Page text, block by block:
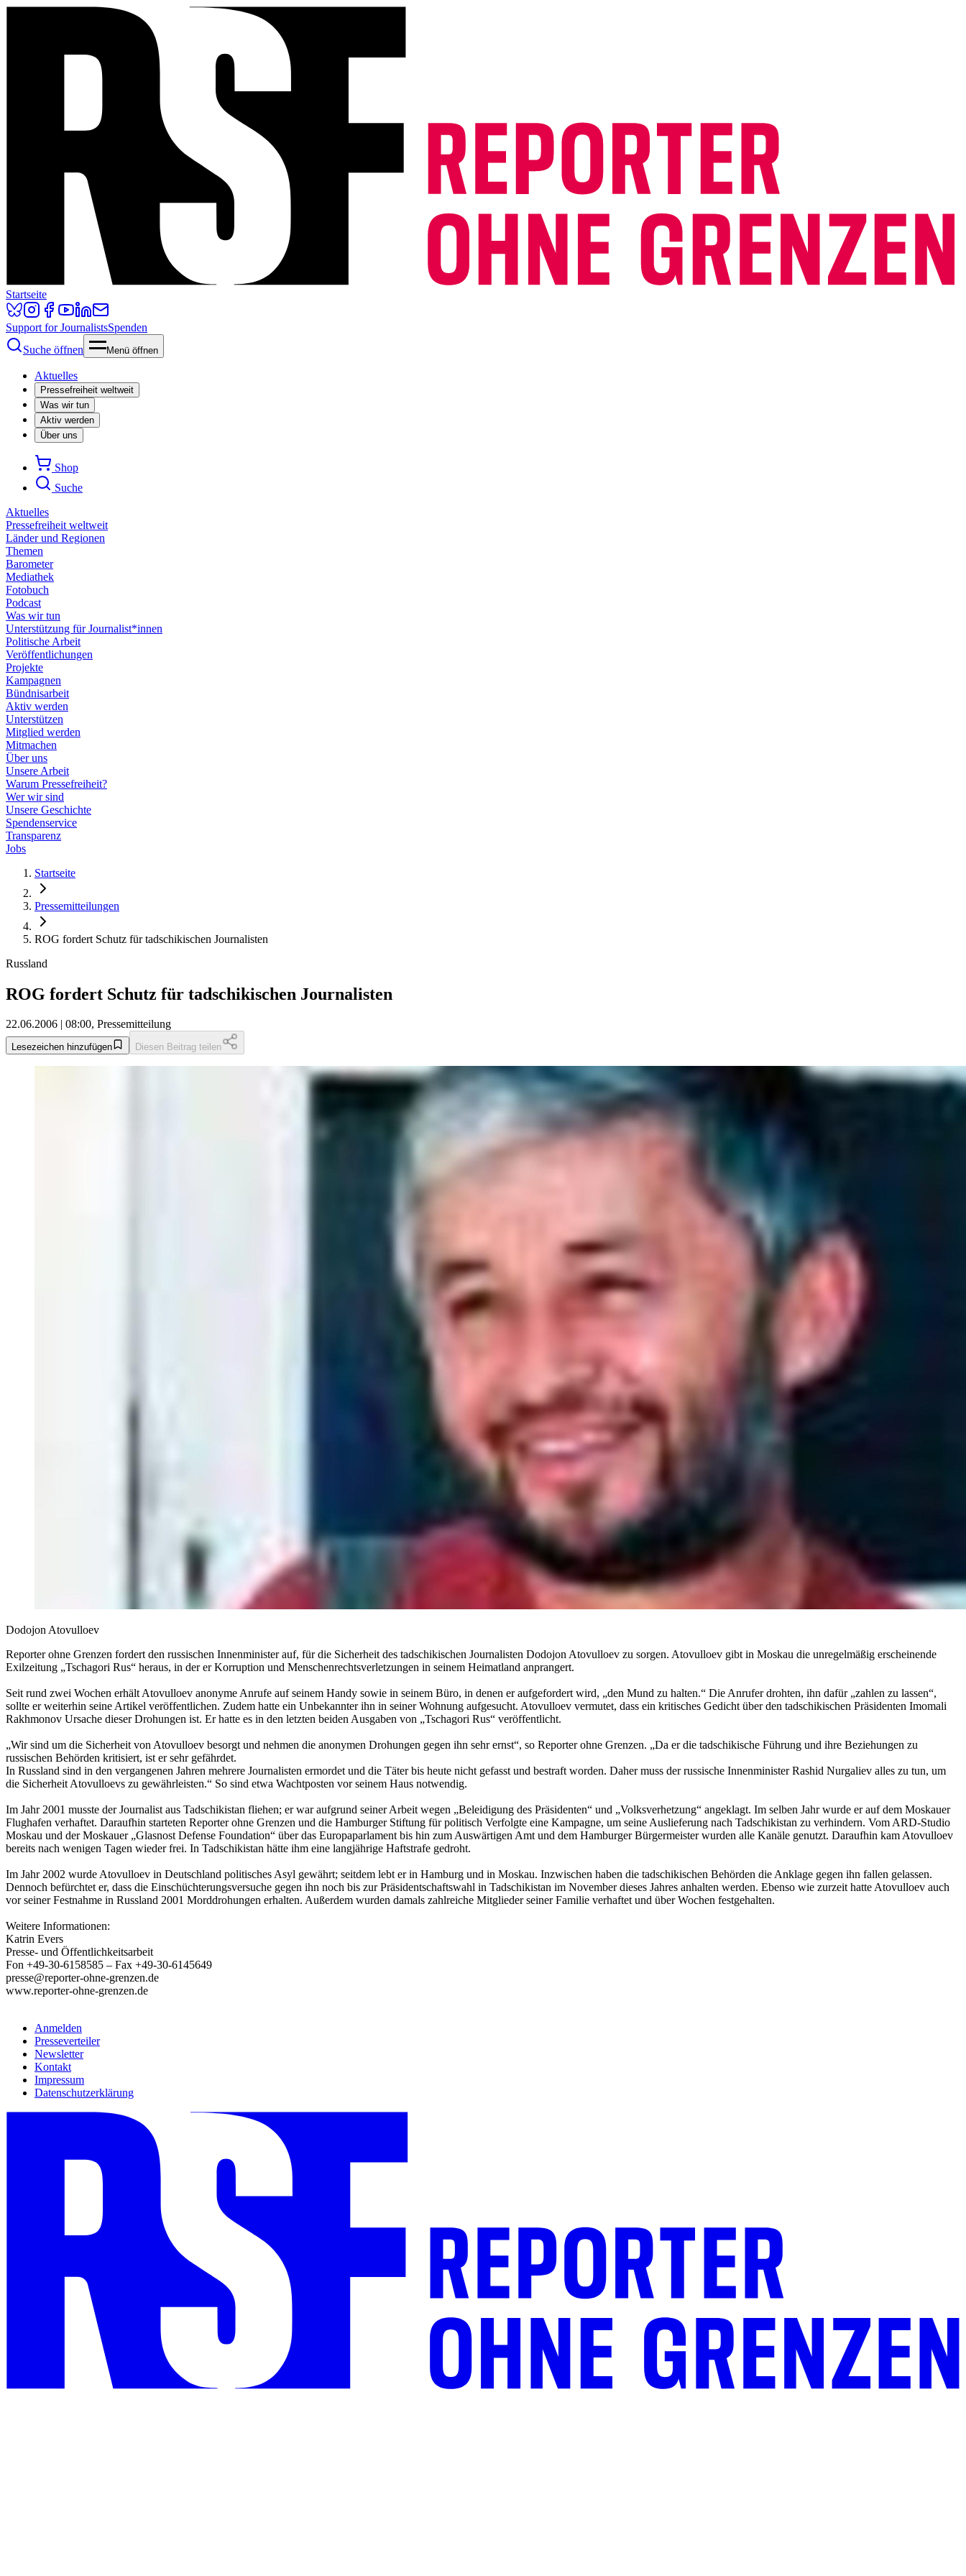
Startseite
Support for JournalistsSpenden
Suche öffnen
Menü öffnen
Aktuelles
Pressefreiheit weltweit
Was wir tun
Aktiv werden
Über uns
Shop
Suche
Aktuelles
Pressefreiheit weltweit
Länder und Regionen
Themen
Barometer
Mediathek
Fotobuch
Podcast
Was wir tun
Unterstützung für Journalist*innen
Politische Arbeit
Veröffentlichungen
Projekte
Kampagnen
Bündnisarbeit
Aktiv werden
Unterstützen
Mitglied werden
Mitmachen
Über uns
Unsere Arbeit
Warum Pressefreiheit?
Wer wir sind
Unsere Geschichte
Spendenservice
Transparenz
Jobs
Startseite
Pressemitteilungen
ROG fordert Schutz für tadschikischen Journalisten
Russland
ROG fordert Schutz für tadschikischen Journalisten
22.06.2006 | 08:00, Pressemitteilung
Lesezeichen hinzufügen Diesen Beitrag teilen
Dodojon Atovulloev
Reporter ohne Grenzen fordert den russischen Innenminister auf, für die Sicherheit des tadschikischen Journalisten Dodojon Atovulloev zu sorgen. Atovulloev gibt in Moskau die unregelmäßig erscheinende
Exilzeitung „Tschagori Rus“ heraus, in der er Korruption und Menschenrechtsverletzungen in seinem Heimatland anprangert.
Seit rund zwei Wochen erhält Atovulloev anonyme Anrufe auf seinem Handy sowie in seinem Büro, in denen er aufgefordert wird, „den Mund zu halten.“ Die Anrufer drohten, ihn dafür „zahlen zu lassen“,
sollte er weiterhin seine Artikel veröffentlichen. Zudem hatte ein Unbekannter ihn in seiner Wohnung aufgesucht. Atovulloev vermutet, dass ein kritisches Gedicht über den tadschikischen Präsidenten Imomali
Rakhmonov Ursache dieser Drohungen ist. Er hatte es in den letzten beiden Ausgaben von „Tschagori Rus“ veröffentlicht.
„Wir sind um die Sicherheit von Atovulloev besorgt und nehmen die anonymen Drohungen gegen ihn sehr ernst“, so Reporter ohne Grenzen. „Da er die tadschikische Führung und ihre Beziehungen zu
russischen Behörden kritisiert, ist er sehr gefährdet.
In Russland sind in den vergangenen Jahren mehrere Journalisten ermordet und die Täter bis heute nicht gefasst und bestraft worden. Daher muss der russische Innenminister Rashid Nurgaliev alles zu tun, um
die Sicherheit Atovulloevs zu gewährleisten.“ So sind etwa Wachtposten vor seinem Haus notwendig.
Im Jahr 2001 musste der Journalist aus Tadschikistan fliehen; er war aufgrund seiner Arbeit wegen „Beleidigung des Präsidenten“ und „Volksverhetzung“ angeklagt. Im selben Jahr wurde er auf dem Moskauer
Flughafen verhaftet. Daraufhin starteten Reporter ohne Grenzen und die Hamburger Stiftung für politisch Verfolgte eine Kampagne, um seine Auslieferung nach Tadschikistan zu verhindern. Vom ARD-Studio
Moskau und der Moskauer „Glasnost Defense Foundation“ über das Europaparlament bis hin zum Auswärtigen Amt und dem Hamburger Bürgermeister wurden alle Kanäle genutzt. Daraufhin kam Atovulloev
bereits nach wenigen Tagen wieder frei. In Tadschikistan hätte ihm eine langjährige Haftstrafe gedroht.
Im Jahr 2002 wurde Atovulloev in Deutschland politisches Asyl gewährt; seitdem lebt er in Hamburg und in Moskau. Inzwischen haben die tadschikischen Behörden die Anklage gegen ihn fallen gelassen.
Dennoch befürchtet er, dass die Einschüchterungsversuche gegen ihn noch bis zur Präsidentschaftswahl in Tadschikistan im November dieses Jahres anhalten werden. Ebenso wie zurzeit hatte Atovulloev auch
vor seiner Festnahme in Russland 2001 Morddrohungen erhalten. Außerdem wurden damals zahlreiche Mitglieder seiner Familie verhaftet und über Wochen festgehalten.
Weitere Informationen:
Katrin Evers
Presse- und Öffentlichkeitsarbeit
Fon +49-30-6158585 – Fax +49-30-6145649
presse@reporter-ohne-grenzen.de
www.reporter-ohne-grenzen.de
Anmelden
Presseverteiler
Newsletter
Kontakt
Impressum
Datenschutzerklärung